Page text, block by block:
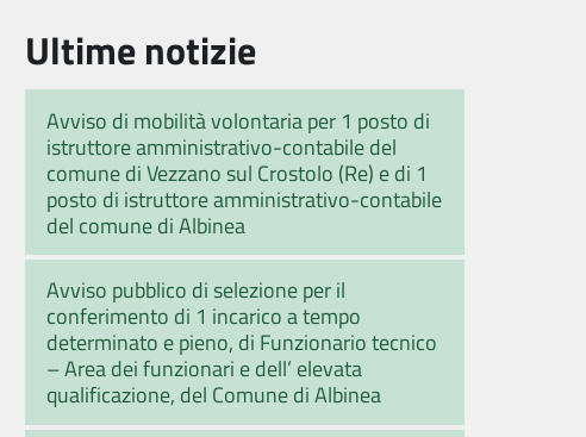
Ultime notizie
Avviso di mobilità volontaria per 1 posto di
istruttore amministrativo-contabile del
comune di Vezzano sul Crostolo (Re) e di 1
posto di istruttore amministrativo-contabile
del comune di Albinea
Avviso pubblico di selezione per il
conferimento di 1 incarico a tempo
determinato e pieno, di Funzionario tecnico
– Area dei funzionari e dell’ elevata
qualificazione, del Comune di Albinea